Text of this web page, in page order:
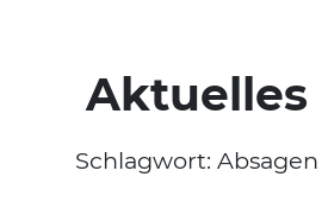
Aktuelles
Schlagwort: Absagen